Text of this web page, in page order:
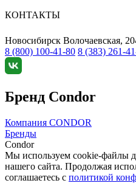
КОНТАКТЫ
Новосибирск Волочаевская,
8 (800) 100-41-80 8 (383) 261-
Бренд Condor
Компания CONDOR
Бренды
Condor
Мы используем cookie-файлы
нашего сайта. Продолжая
соглашаетесь c политикой